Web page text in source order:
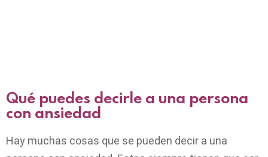
Qué puedes decirle a una persona
con ansiedad
Hay muchas cosas que se pueden decir a una